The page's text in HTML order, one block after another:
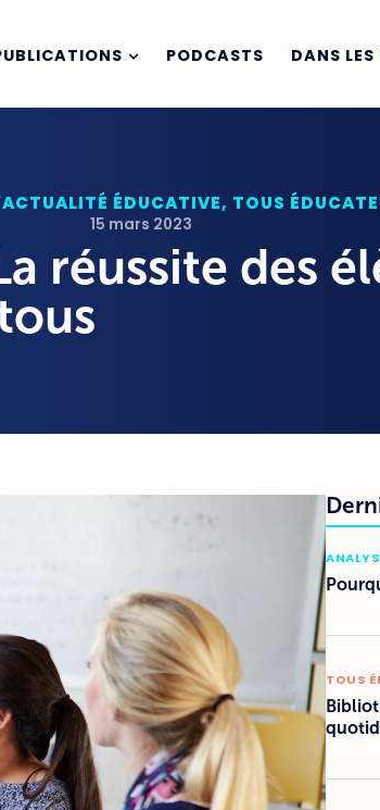
PODCASTS DANS
ÉDUCATIVE, TOUS
15 mars 2023
réussite des
TOUS